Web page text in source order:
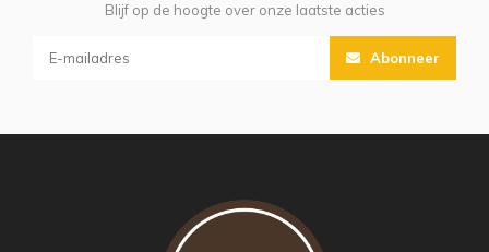
Blijf op de hoogte over onze laatste acties
Abonneer